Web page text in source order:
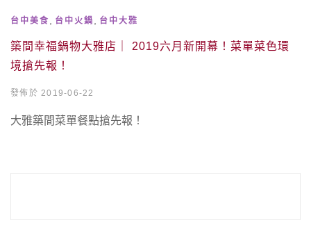
台中美食 台中火鍋 台中大雅
築間幸福鍋物大雅店｜ 2019六月新開幕！菜單菜色環
境搶先報！
發佈於 2019-06-22
大雅築間菜單餐點搶先報！